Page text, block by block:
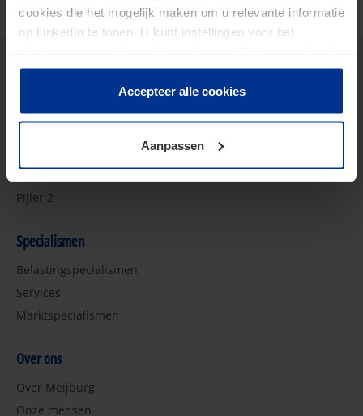
cookies die het mogelijk maken om u relevante informatie
op LinkedIn te tonen. U kunt instellingen voor het
te klikken. Als u op “Accepteer alle cookies” klikt, geeft u
toestemming voor het gebruik van alle cookies. Deze
toestemming kunt u altijd weer intrekken.
Accepteer alle cookies
Aanpassen
2026 Tax Plan
De toekomst van Tax
Pijler 2
Specialismen
Belastingspecialismen
Services
Marktspecialismen
Over ons
Over Meijburg
Onze mensen